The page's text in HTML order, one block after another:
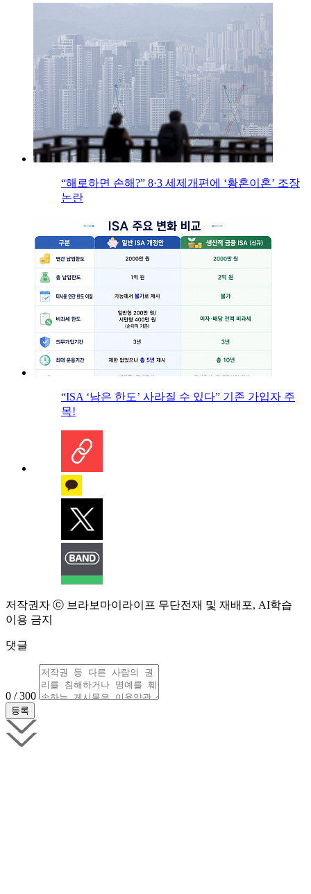
“해로하면 손해?” 8·3 세제개편에 ‘황혼이혼’ 조장
논란
“ISA ‘남은 한도’ 사라질 수 있다” 기존 가입자 주
목!
저작권자 ⓒ 브라보마이라이프 무단전재 및 재배포, AI학습
이용 금지
댓글
0 / 300